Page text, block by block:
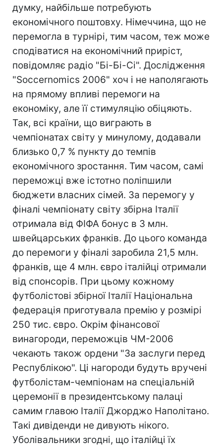
думку, найбільше потребують
економічного поштовху. Німеччина, що не
перемогла в турнірі, тим часом, теж може
сподіватися на економічний приріст,
повідомляє радіо "Бі-Бі-Сі". Дослідження
"Soccernomics 2006" хоч і не наполягають
на прямому впливі перемоги на
економіку, але її стимуляцію обіцяють.
Так, всі країни, що виграють в
чемпіонатах світу у минулому, додавали
близько 0,7 % пункту до темпів
економічного зростання. Тим часом, самі
переможці вже істотно поліпшили
бюджети власних сімей. За перемогу у
фіналі чемпіонату світу збірна Італії
отримала від ФІФА бонус в 3 млн.
швейцарських франків. До цього команда
до перемоги у фіналі заробила 21,5 млн.
франків, ще 4 млн. євро італійці отримали
від спонсорів. При цьому кожному
футболістові збірної Італії Національна
федерація приготувала премію у розмірі
250 тис. євро. Окрім фінансової
винагороди, переможців ЧМ-2006
чекають також ордени "За заслуги перед
Республікою". Ці нагороди будуть вручені
футболістам-чемпіонам на спеціальній
церемонії в президентському палаці
самим главою Італії Джорджо Наполітано.
Такі дивіденди не дивують нікого.
Уболівальники згодні, що італійці їх